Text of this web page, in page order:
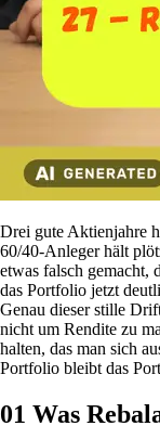
Drei gute Aktienjahre
60/40-Anleger hält
etwas falsch gemacht,
das Portfolio jetzt
Genau dieser stille
nicht um Rendite zu
halten, das man sich
Portfolio bleibt das
01 Was